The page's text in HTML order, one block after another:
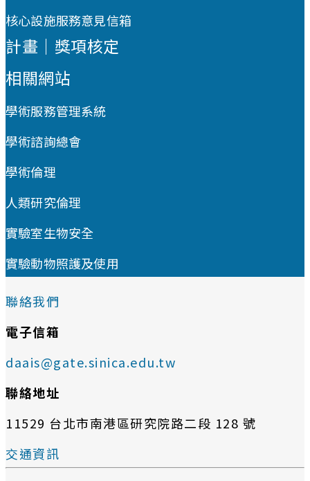
核心設施服務意見信箱
計畫｜獎項核定
相關網站
學術服務管理系統
學術諮詢總會
學術倫理
人類研究倫理
實驗室生物安全
實驗動物照護及使用
聯絡我們
電子信箱
daais@gate.sinica.edu.tw
聯絡地址
11529 台北市南港區研究院路二段 128 號
交通資訊